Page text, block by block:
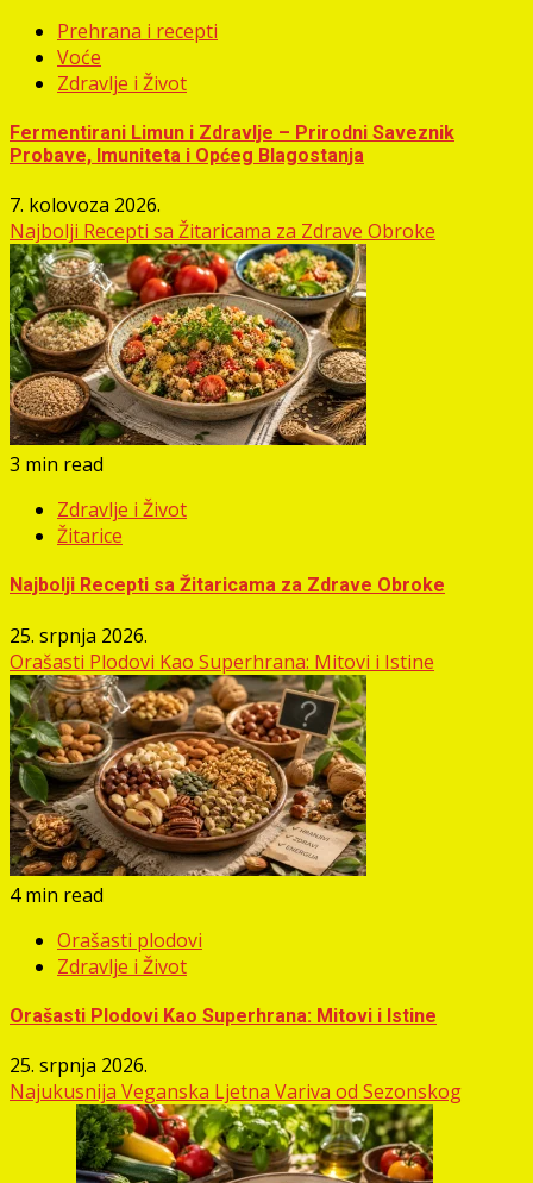
Prehrana i recepti
Voće
Zdravlje i Život
Fermentirani Limun i Zdravlje – Prirodni Saveznik
Probave, Imuniteta i Općeg Blagostanja
7. kolovoza 2026.
Najbolji Recepti sa Žitaricama za Zdrave Obroke
3 min read
Zdravlje i Život
Žitarice
Najbolji Recepti sa Žitaricama za Zdrave Obroke
25. srpnja 2026.
Orašasti Plodovi Kao Superhrana: Mitovi i Istine
4 min read
Orašasti plodovi
Zdravlje i Život
Orašasti Plodovi Kao Superhrana: Mitovi i Istine
25. srpnja 2026.
Najukusnija Veganska Ljetna Variva od Sezonskog